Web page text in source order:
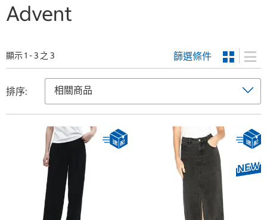
Advent
顯示 1 - 3 之 3 篩選條件
排序: